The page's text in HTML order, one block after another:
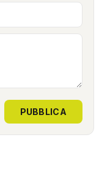
PUBBLICA